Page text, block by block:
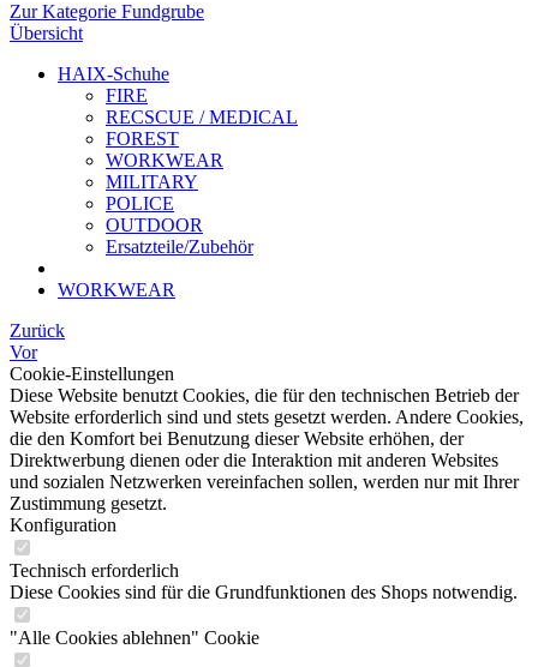
Zur Kategorie Fundgrube
Übersicht
HAIX-Schuhe
FIRE
RECSCUE / MEDICAL
FOREST
WORKWEAR
MILITARY
POLICE
OUTDOOR
Ersatzteile/Zubehör
WORKWEAR
Zurück
Vor
Cookie-Einstellungen
Diese Website benutzt Cookies, die für den technischen Betrieb der
Website erforderlich sind und stets gesetzt werden. Andere Cookies,
die den Komfort bei Benutzung dieser Website erhöhen, der
Direktwerbung dienen oder die Interaktion mit anderen Websites
und sozialen Netzwerken vereinfachen sollen, werden nur mit Ihrer
Zustimmung gesetzt.
Konfiguration
Technisch erforderlich
Diese Cookies sind für die Grundfunktionen des Shops notwendig.
"Alle Cookies ablehnen" Cookie